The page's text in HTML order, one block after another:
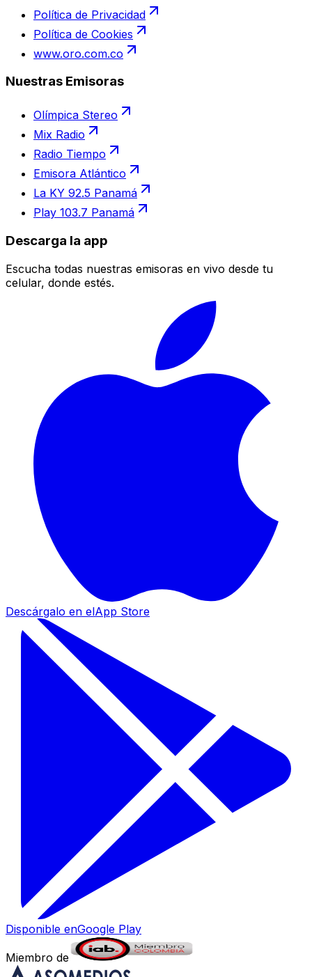
Política de Privacidad
Política de Cookies
www.oro.com.co
Nuestras Emisoras
Olímpica Stereo
Mix Radio
Radio Tiempo
Emisora Atlántico
La KY 92.5 Panamá
Play 103.7 Panamá
Descarga la app
Escucha todas nuestras emisoras en vivo desde tu
celular, donde estés.
Descárgalo en elApp Store
Disponible enGoogle Play
Miembro de